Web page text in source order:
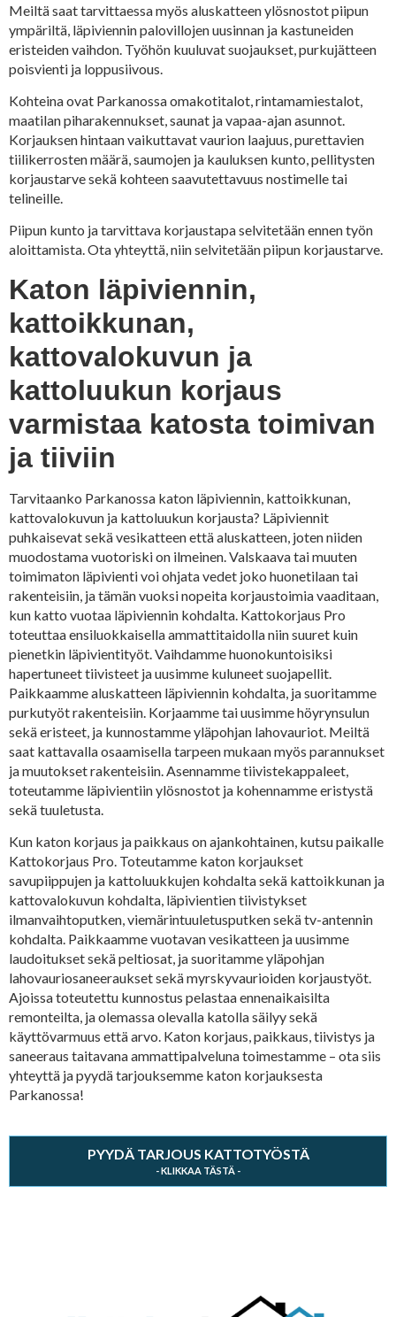
Meiltä saat tarvittaessa myös aluskatteen ylösnostot piipun
ympäriltä, läpiviennin palovillojen uusinnan ja kastuneiden
eristeiden vaihdon. Työhön kuuluvat suojaukset, purkujätteen
poisvienti ja loppusiivous.
Kohteina ovat Parkanossa omakotitalot, rintamamiestalot,
maatilan piharakennukset, saunat ja vapaa-ajan asunnot.
Korjauksen hintaan vaikuttavat vaurion laajuus, purettavien
tiilikerrosten määrä, saumojen ja kauluksen kunto, pellitysten
korjaustarve sekä kohteen saavutettavuus nostimelle tai
telineille.
Piipun kunto ja tarvittava korjaustapa selvitetään ennen työn
aloittamista. Ota yhteyttä, niin selvitetään piipun korjaustarve.
Katon läpiviennin,
kattoikkunan,
kattovalokuvun ja
kattoluukun korjaus
varmistaa katosta toimivan
ja tiiviin
Tarvitaanko Parkanossa katon läpiviennin, kattoikkunan,
kattovalokuvun ja kattoluukun korjausta? Läpiviennit
puhkaisevat sekä vesikatteen että aluskatteen, joten niiden
muodostama vuotoriski on ilmeinen. Valskaava tai muuten
toimimaton läpivienti voi ohjata vedet joko huonetilaan tai
rakenteisiin, ja tämän vuoksi nopeita korjaustoimia vaaditaan,
kun katto vuotaa läpiviennin kohdalta. Kattokorjaus Pro
toteuttaa ensiluokkaisella ammattitaidolla niin suuret kuin
pienetkin läpivientityöt. Vaihdamme huonokuntoisiksi
hapertuneet tiivisteet ja uusimme kuluneet suojapellit.
Paikkaamme aluskatteen läpiviennin kohdalta, ja suoritamme
purkutyöt rakenteisiin. Korjaamme tai uusimme höyrynsulun
sekä eristeet, ja kunnostamme yläpohjan lahovauriot. Meiltä
saat kattavalla osaamisella tarpeen mukaan myös parannukset
ja muutokset rakenteisiin. Asennamme tiivistekappaleet,
toteutamme läpivientiin ylösnostot ja kohennamme eristystä
sekä tuuletusta.
Kun katon korjaus ja paikkaus on ajankohtainen, kutsu paikalle
Kattokorjaus Pro. Toteutamme katon korjaukset
savupiippujen ja kattoluukkujen kohdalta sekä kattoikkunan ja
kattovalokuvun kohdalta, läpivientien tiivistykset
ilmanvaihtoputken, viemärintuuletusputken sekä tv-antennin
kohdalta. Paikkaamme vuotavan vesikatteen ja uusimme
laudoitukset sekä peltiosat, ja suoritamme yläpohjan
lahovauriosaneeraukset sekä myrskyvaurioiden korjaustyöt.
Ajoissa toteutettu kunnostus pelastaa ennenaikaisilta
remonteilta, ja olemassa olevalla katolla säilyy sekä
käyttövarmuus että arvo. Katon korjaus, paikkaus, tiivistys ja
saneeraus taitavana ammattipalveluna toimestamme – ota siis
yhteyttä ja pyydä tarjouksemme katon korjauksesta
Parkanossa!
PYYDÄ TARJOUS KATTOTYÖSTÄ